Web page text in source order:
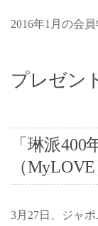
会報誌
お問い合わせ
2016年1月の会
プレゼン
「琳派
（
3月27日、ジャ